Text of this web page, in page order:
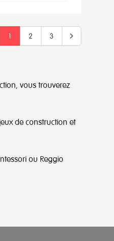
1 2 3
vous trouverez
de construction et
ou Reggio